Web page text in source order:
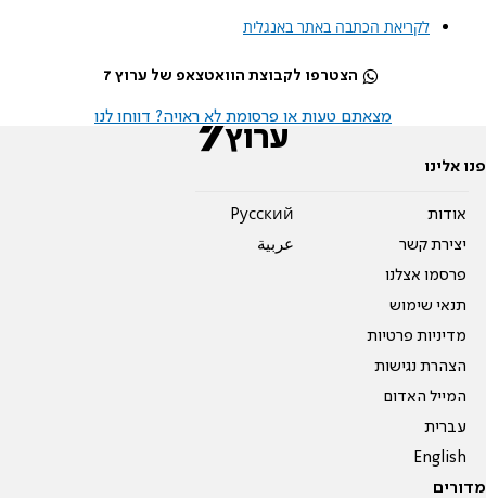
לקריאת הכתבה באתר באנגלית
הצטרפו לקבוצת הוואטצאפ של ערוץ 7
מצאתם טעות או פרסומת לא ראויה? דווחו לנו
פנו אלינו
אודות
יצירת קשר
פרסמו אצלנו
תנאי שימוש
מדיניות פרטיות
הצהרת נגישות
המייל האדום
עברית
English
Pусский
عربية
מדורים